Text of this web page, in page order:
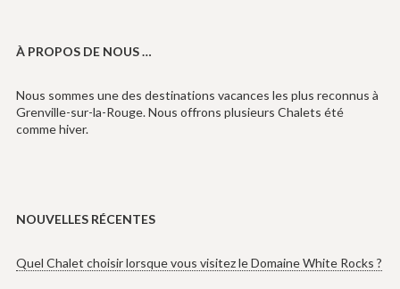
À PROPOS DE NOUS …
Nous sommes une des destinations vacances les plus reconnus à
Grenville-sur-la-Rouge. Nous offrons plusieurs Chalets été
comme hiver.
NOUVELLES RÉCENTES
Quel Chalet choisir lorsque vous visitez le Domaine White Rocks ?